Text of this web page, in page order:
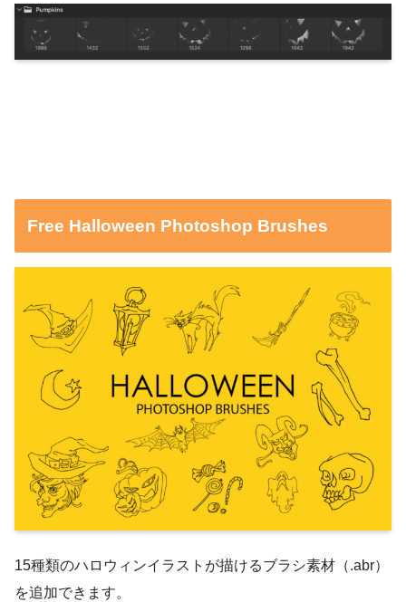
Free Halloween Photoshop Brushes
15種類のハロウィンイラストが描けるブラシ素材（.abr）
を追加できます。